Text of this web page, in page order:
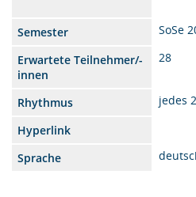
Semester
SoSe
Erwartete Teilnehmer/-
innen
28
Rhythmus
jedes
Hyperlink
Sprache